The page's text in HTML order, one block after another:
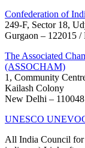
Confederation of
249-F, Sector 18,
Gurgaon – 122015 /
The Associated
(ASSOCHAM)
1, Community
Kailash Colony
New Delhi –
UNESCO
All India Council for